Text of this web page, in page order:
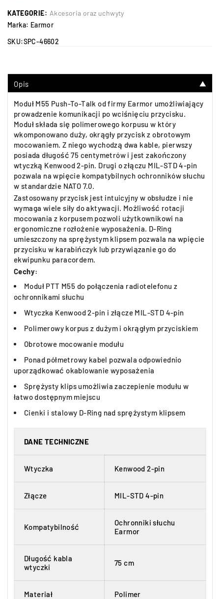
KATEGORIE: Akcesoria oraz uchwyty
Marka: Earmor
SKU:SPC-46602
Opis ▼
Moduł M55 Push-To-Talk od firmy Earmor umożliwiający
prowadzenie komunikacji po wciśnięciu przycisku.
Moduł składa się polimerowego korpusu w który
wkomponowano duży, okrągły przycisk z obrotowym
mocowaniem. Z niego wychodzą dwa kable, pierwszy
posiada długość 75 centymetrów i jest zakończony
wtyczką Kenwood 2-pin. Drugi o złączu MIL-STD 4-pin
pozwala na wpięcie kompatybilnych ochronników słuchu
w standardzie NATO 7.0.
Zastosowany przycisk jest intuicyjny w obsłudze i nie
wymaga wiele siły do aktywacji. Możliwość rotacji
mocowania z korpusem pozwoli użytkownikowi na
ergonomiczne rozłożenie wyposażenia. D-Ring
umieszczony na sprężystym klipsem pozwala na wpięcie
przycisku w karabińczyk lub przywiązanie go do
ekwipunku paracordem.
Cechy:
Moduł PTT M55 do połączenia radiotelefonu z
ochronnikami słuchu
Wtyczka Kenwood 2-pin i złącze MIL-STD 4-pin
Polimerowy korpus z dużym i okrągłym przyciskiem
Obrotowe mocowanie modułu
Ponad półmetrowy kabel pozwala odpowiednio
uporządkować okablowanie wyposażenia
Sprężysty klips umożliwia zaczepienie modułu w
łatwo dostępnym miejscu
Cienki i stalowy D-Ring nad sprężystym klipsem
DANE TECHNICZNE
Wtyczka Kenwood 2-pin
Złącze MIL-STD 4-pin
Kompatybilność
Ochronniki słuchu
Earmor
Długość kabla
wtyczki
75 cm
Materiał Polimer